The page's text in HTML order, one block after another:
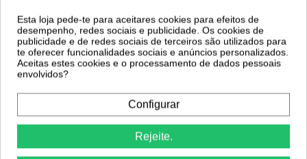
-5%
Cobertura Brancos Areia 60ml –
11,93 € 12,55 €
Esta loja pede-te para aceitares cookies para efeitos de
desempenho, redes sociais e publicidade. Os cookies de
publicidade e de redes sociais de terceiros são utilizados para
te oferecer funcionalidades sociais e anúncios personalizados.
Aceitas estes cookies e o processamento de dados pessoais
envolvidos?
Configurar
Rejeite.